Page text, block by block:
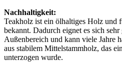
Nachhaltigkeit:
Teakholz ist ein ölhaltiges Holz und
bekannt. Dadurch eignet es sich
Außenbereich und kann viele Jahre
aus stabilem Mittelstammholz, das
unterzogen wurde.